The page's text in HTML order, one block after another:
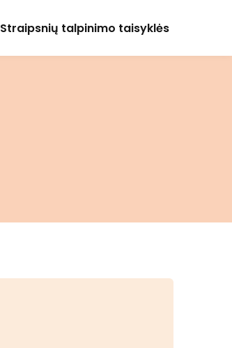
Straipsnių talpinimo taisyklės